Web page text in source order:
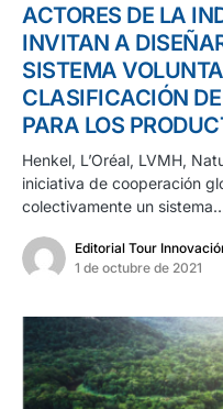
ACTORES DE LA
INVITAN A
SISTEMA
CLASIFICACIÓN
PARA LOS
Henkel, L’Oréal, LVMH,
iniciativa de cooperación
colectivamente un
Editorial Tour
1 de octubre de 2021